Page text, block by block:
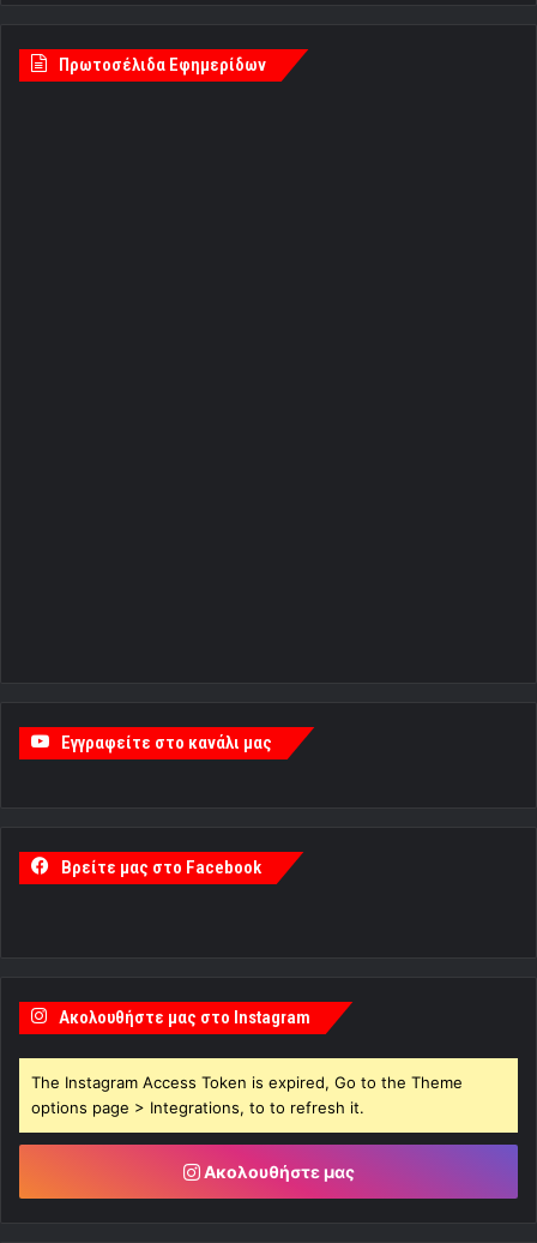
Πρωτοσέλιδα Εφημερίδων
Εγγραφείτε στο κανάλι μας
Βρείτε μας στο Facebook
Ακολουθήστε μας στο Instagram
The Instagram Access Token is expired, Go to the Theme
options page > Integrations, to to refresh it.
Ακολουθήστε μας